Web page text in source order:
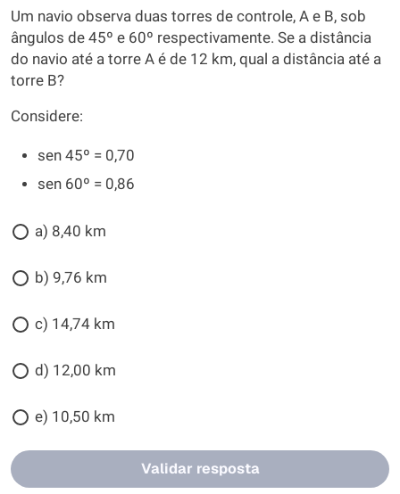
Um navio observa duas torres de controle, A e B, sob
ângulos de 45º e 60º respectivamente. Se a distância
do navio até a torre A é de 12 km, qual a distância até a
torre B?
Considere:
sen 45º = 0,70
sen 60º = 0,86
a) 8,40 km
b) 9,76 km
c) 14,74 km
d) 12,00 km
e) 10,50 km
Validar resposta